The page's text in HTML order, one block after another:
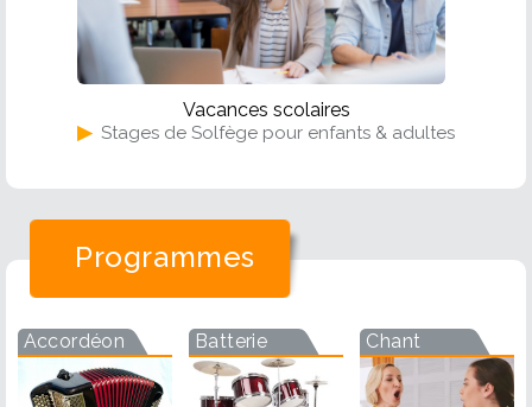
Vacances scolaires
▶ Stages de Solfège pour enfants & adultes
Programmes
Accordéon Batterie Chant